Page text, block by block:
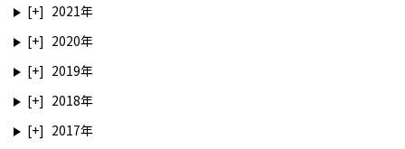
2021
2020
2019
2018
2017